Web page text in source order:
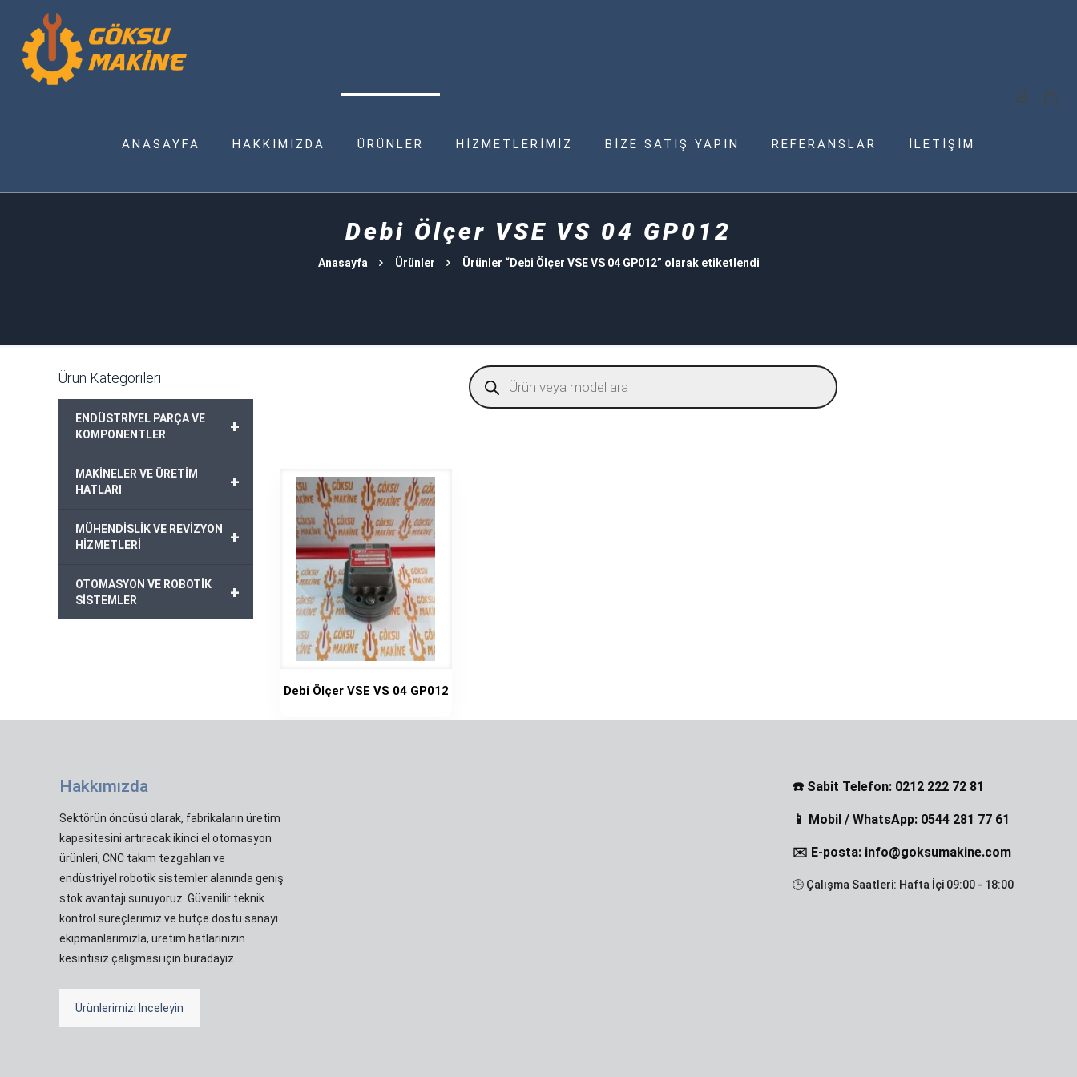
ANASAYFA HAKKIMIZDA ÜRÜNLER HİZMETLERİMİZ BİZE SATIŞ YAPIN REFERANSLAR İLETİŞİM
Debi Ölçer VSE VS 04 GP012
Anasayfa Ürünler Ürünler “Debi Ölçer VSE VS 04 GP012” olarak etiketlendi
Products
search
Debi Ölçer VSE VS 04 GP012
Ürün Kategorileri
+
ENDÜSTRİYEL PARÇA VE
KOMPONENTLER
+
MAKİNELER VE ÜRETİM
HATLARI
+
MÜHENDİSLİK VE REVİZYON
HİZMETLERİ
+
OTOMASYON VE ROBOTİK
SİSTEMLER
Hakkımızda
Sektörün öncüsü olarak, fabrikaların üretim
kapasitesini artıracak ikinci el otomasyon
ürünleri, CNC takım tezgahları ve
endüstriyel robotik sistemler alanında geniş
stok avantajı sunuyoruz. Güvenilir teknik
kontrol süreçlerimiz ve bütçe dostu sanayi
ekipmanlarımızla, üretim hatlarınızın
kesintisiz çalışması için buradayız.
Ürünlerimizi İnceleyin
☎️ Sabit Telefon: 0212 222 72 81
📱 Mobil / WhatsApp: 0544 281 77 61
✉️ E-posta: info@goksumakine.com
🕒 Çalışma Saatleri: Hafta İçi 09:00 - 18:00